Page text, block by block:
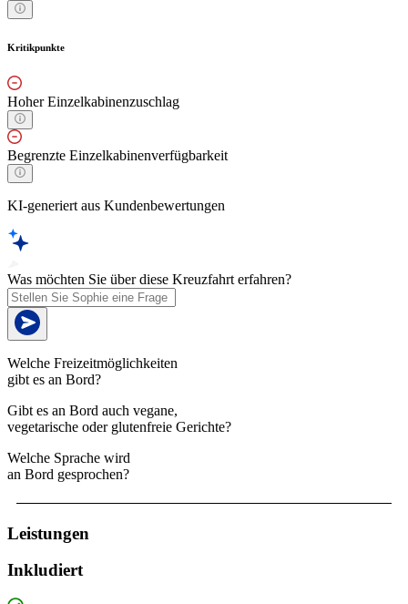
Kritikpunkte
Hoher Einzelkabinenzuschlag
Begrenzte Einzelkabinenverfügbarkeit
KI-generiert aus Kundenbewertungen
Was möchten Sie über diese Kreuzfahrt erfahren?
Welche Freizeitmöglichkeiten
gibt es an Bord?
Gibt es an Bord auch vegane,
vegetarische oder glutenfreie Gerichte?
Welche Sprache wird
an Bord gesprochen?
Leistungen
Inkludiert